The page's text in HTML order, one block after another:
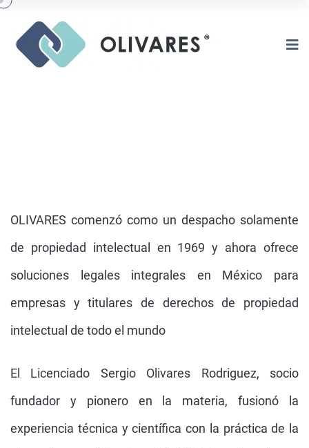
NUESTRA HISTORIA
OLIVARES comenzó como un despacho solamente
de propiedad intelectual en 1969 y ahora ofrece
soluciones legales integrales en México para
empresas y titulares de derechos de propiedad
intelectual de todo el mundo
El Licenciado Sergio Olivares Rodriguez, socio
fundador y pionero en la materia, fusionó la
experiencia técnica y científica con la práctica de la